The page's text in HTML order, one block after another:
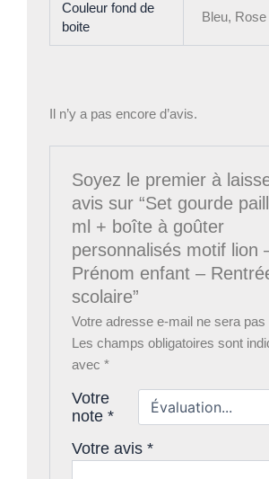
Couleur fond de
boite
Bleu, Rose
Il n’y a pas encore d’avis.
Soyez le premier à
avis sur “Set gourde
ml + boîte à goûter
personnalisés motif lion
Prénom enfant –
scolaire”
Votre adresse e-mail ne sera pas
Les champs obligatoires sont
avec*
Votre
note*
Votre avis*